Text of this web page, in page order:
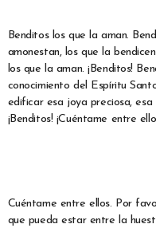
Benditos los que la aman.
amonestan, los que la
los que la aman. ¡Benditos!
conocimiento del Espíritu
edificar esa joya preciosa,
¡Benditos! ¡Cuéntame entre
Cuéntame entre ellos. Por
que pueda estar entre la